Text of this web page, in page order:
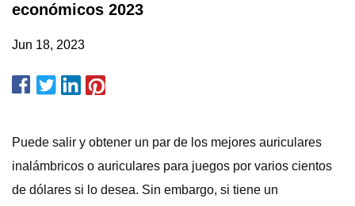
económicos 2023
Jun 18, 2023
Puede salir y obtener un par de los mejores auriculares
inalámbricos o auriculares para juegos por varios cientos
de dólares si lo desea. Sin embargo, si tiene un